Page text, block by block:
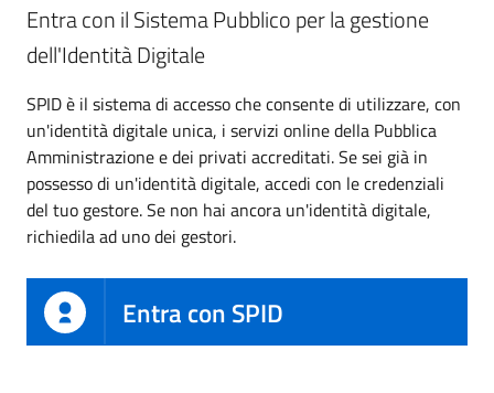
Entra con il Sistema Pubblico per la gestione
dell'Identità Digitale
SPID è il sistema di accesso che consente di utilizzare, con
un'identità digitale unica, i servizi online della Pubblica
Amministrazione e dei privati accreditati. Se sei già in
possesso di un'identità digitale, accedi con le credenziali
del tuo gestore. Se non hai ancora un'identità digitale,
richiedila ad uno dei gestori.
Entra con SPID